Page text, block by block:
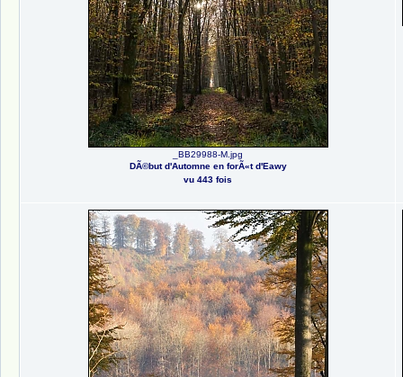
_BB29988-M.jpg
DÃ©but d'Automne en forÃ«t d'Eawy
vu 443 fois